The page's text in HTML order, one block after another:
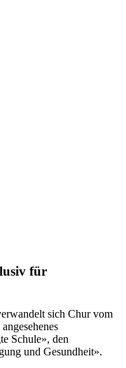
für
sich Chur vom
Schule», den
und Gesundheit».